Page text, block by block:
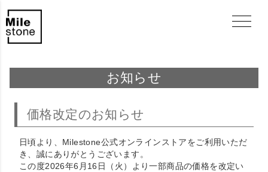
お知らせ
価格改定のお知らせ
日頃より、Milestone公式オンラインストアをご利用いただ
き、誠にありがとうございます。
この度2026年6月16日（火）より一部商品の価格を改定い